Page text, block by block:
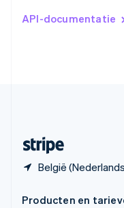
API-documentatie
België
English
Producten en